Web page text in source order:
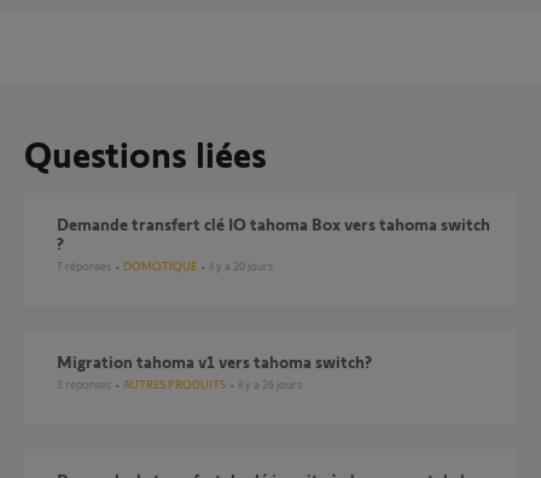
Questions liées
Demande transfert clé IO tahoma Box vers tahoma switch
?
7 réponses DOMOTIQUE il y a 20 jours
Migration tahoma v1 vers tahoma switch?
3 réponses AUTRES PRODUITS il y a 26 jours